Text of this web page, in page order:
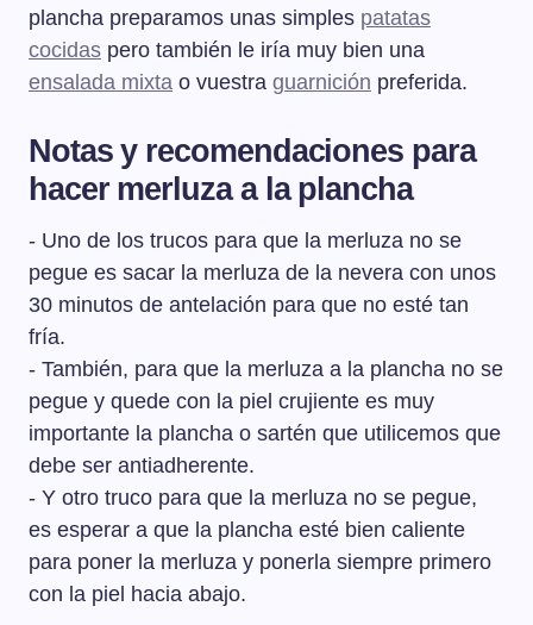
plancha preparamos unas simples patatas
cocidas pero también le iría muy bien una
ensalada mixta o vuestra guarnición preferida.
Notas y recomendaciones para
hacer merluza a la plancha
- Uno de los trucos para que la merluza no se
pegue es sacar la merluza de la nevera con unos
30 minutos de antelación para que no esté tan
fría.
- También, para que la merluza a la plancha no se
pegue y quede con la piel crujiente es muy
importante la plancha o sartén que utilicemos que
debe ser antiadherente.
- Y otro truco para que la merluza no se pegue,
es esperar a que la plancha esté bien caliente
para poner la merluza y ponerla siempre primero
con la piel hacia abajo.